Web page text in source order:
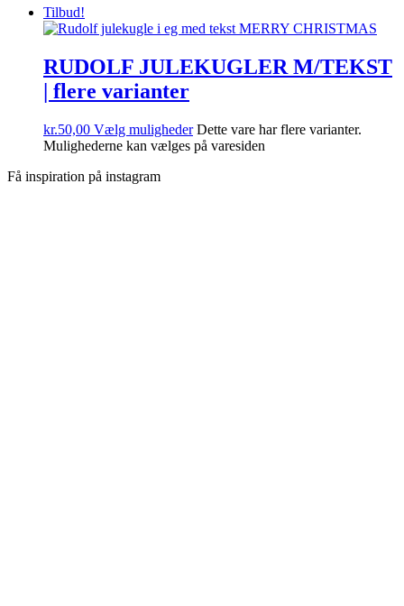
Tilbud!
RUDOLF JULEKUGLER M/TEKST
| flere varianter
kr.50,00 Vælg muligheder Dette vare har flere varianter.
Mulighederne kan vælges på varesiden
Få inspiration på instagram